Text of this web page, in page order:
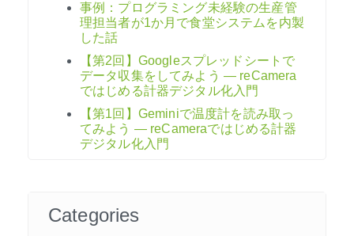
事例：プログラミング未経験の生産管
理担当者が1か月で食堂システムを内製
した話
【第2回】Googleスプレッドシートで
データ収集をしてみよう ― reCamera
ではじめる計器デジタル化入門
【第1回】Geminiで温度計を読み取っ
てみよう ― reCameraではじめる計器
デジタル化入門
Categories